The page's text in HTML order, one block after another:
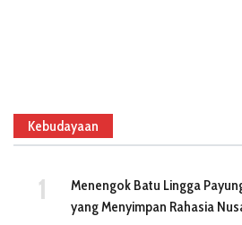
Kebudayaan
Menengok Batu Lingga
yang Menyimpan Rahasia